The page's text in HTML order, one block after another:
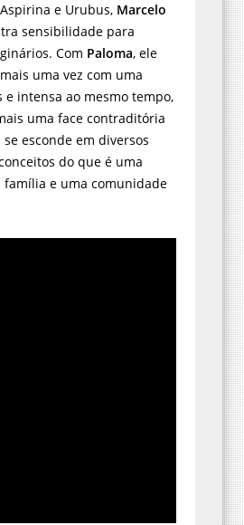
e Urubus, Marcelo
sensibilidade para
Com Paloma, ele
uma vez com uma
intensa ao mesmo tempo,
uma face contraditória
esconde em diversos
do que é uma
família e uma comunidade